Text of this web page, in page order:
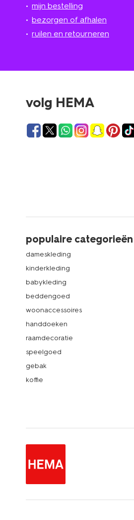
mijn bestelling
bezorgen of afhalen
ruilen en retourneren
volg HEMA
populaire categorieën
dameskleding
kinderkleding
babykleding
beddengoed
woonaccessoires
handdoeken
raamdecoratie
speelgoed
gebak
koffie